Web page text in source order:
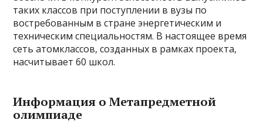
таких классов при поступлении в вузы по
востребованным в стране энергетическим и
техническим специальностям. В настоящее время
сеть атомклассов, созданных в рамках проекта,
насчитывает 60 школ.
Информация о Метапредметной
олимпиаде